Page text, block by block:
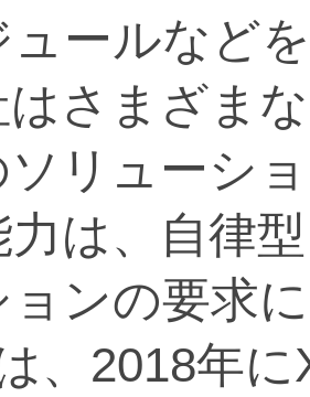
ュールなど
はさまざま
リューシ
は、自律
ョンの要求
、2018年